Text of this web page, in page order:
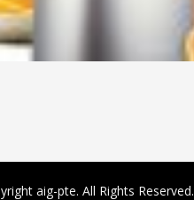
aig-pte. All Rights Reserved.